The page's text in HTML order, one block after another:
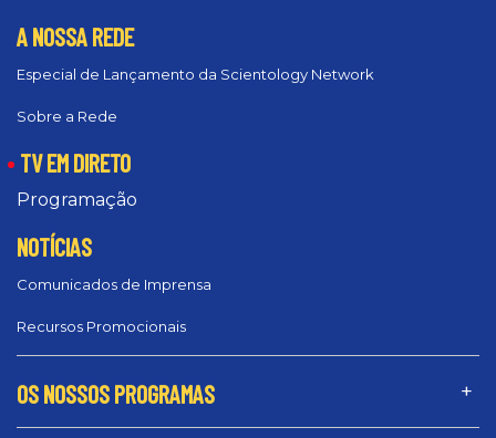
A NOSSA REDE
Especial de Lançamento da Scientology Network
Sobre a Rede
TV EM DIRETO
Programação
NOTÍCIAS
Comunicados de Imprensa
Recursos Promocionais
OS NOSSOS PROGRAMAS